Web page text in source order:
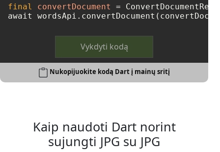
final
convertDocument =
Vykdyti kodą
Nukopijuokite kodą Dart į mainų sritį
Kaip naudoti Dart norint
sujungti JPG su JPG